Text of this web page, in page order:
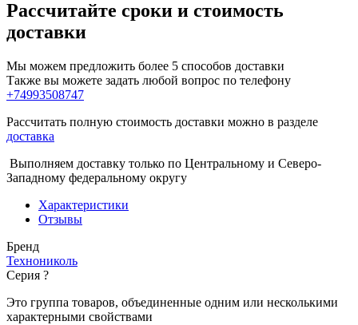
Рассчитайте сроки и стоимость
доставки
Мы можем предложить более 5 способов доставки
Также вы можете задать любой вопрос по телефону
+74993508747
Рассчитать полную стоимость доставки можно в разделе
доставка
Выполняем доставку только по Центральному и Северо-
Западному федеральному округу
Характеристики
Отзывы
Бренд
Технониколь
Серия ?
Это группа товаров, объединенные одним или несколькими
характерными свойствами